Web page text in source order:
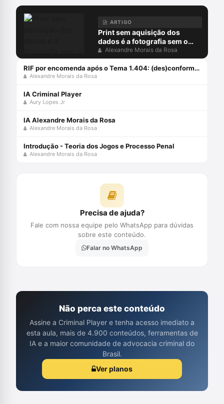
ARTIGO
Print sem aquisição dos
dados é a fotografia sem o
negativo
Alexandre Morais da Rosa
RIF por encomenda após o Tema 1.404: (des)conformidades
Alexandre Morais da Rosa
IA Criminal Player
Aury Lopes Jr
IA Alexandre Morais da Rosa
Alexandre Morais da Rosa
Introdução - Teoria dos Jogos e Processo Penal
Alexandre Morais da Rosa
Precisa de ajuda?
Fale com nossa equipe pelo WhatsApp para dúvidas
sobre este conteúdo.
Falar no WhatsApp
Não perca este conteúdo
Assine a Criminal Player e tenha acesso imediato a
esta aula, mais de 4.900 conteúdos, ferramentas de
IA e a maior comunidade de advocacia criminal do
Brasil.
Ver planos